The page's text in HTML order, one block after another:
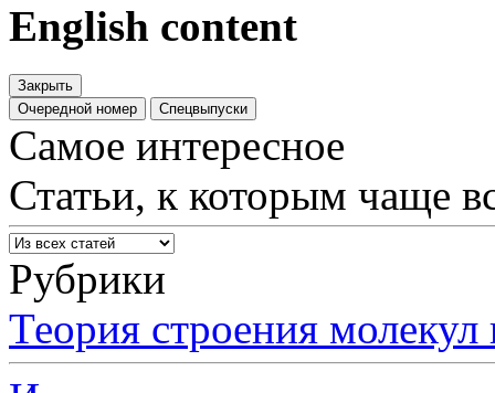
English content
Закрыть
Очередной номер
Спецвыпуски
Самое интересное
Статьи, к которым чаще
Рубрики
Теория строения